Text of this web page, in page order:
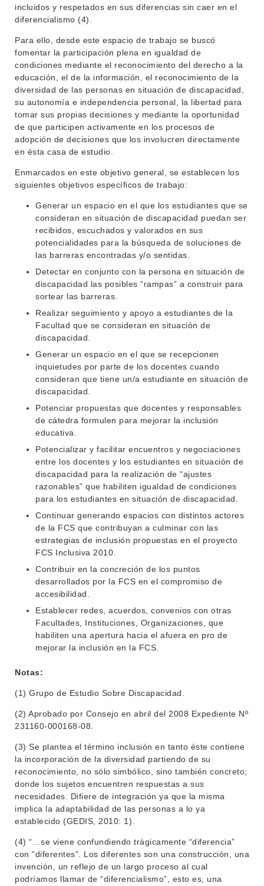
INSTITUCIONAL
DEPARTAMENTOS
ENSEÑANZA
INVESTIGACIÓN
EXTENSIÓN
SERVICIOS
CONTACTO
BEDELÍA
OFERTA DE GRADO
POSGRADOS
EDUCACIÓN PERMANENTE
MOVILIDAD ACADÉMICA
BIBLIOTECA
incluidos y respetados en sus diferencias sin caer en el
diferencialismo (4).
Para ello, desde este espacio de trabajo se buscó
fomentar la participación plena en igualdad de
condiciones mediante el reconocimiento del derecho a la
educación, el de la información, el reconocimiento de la
diversidad de las personas en situación de discapacidad,
su autonomía e independencia personal, la libertad para
tomar sus propias decisiones y mediante la oportunidad
de que participen activamente en los procesos de
adopción de decisiones que los involucren directamente
en ésta casa de estudio.
Enmarcados en este objetivo general, se establecen los
siguientes objetivos específicos de trabajo:
Generar un espacio en el que los estudiantes que se
consideran en situación de discapacidad puedan ser
recibidos, escuchados y valorados en sus
potencialidades para la búsqueda de soluciones de
las barreras encontradas y/o sentidas.
Detectar en conjunto con la persona en situación de
discapacidad las posibles “rampas” a construir para
sortear las barreras.
Realizar seguimiento y apoyo a estudiantes de la
Facultad que se consideran en situación de
discapacidad.
Generar un espacio en el que se recepcionen
inquietudes por parte de los docentes cuando
consideran que tiene un/a estudiante en situación de
discapacidad.
Potenciar propuestas que docentes y responsables
de cátedra formulen para mejorar la inclusión
educativa.
Potencializar y facilitar encuentros y negociaciones
entre los docentes y los estudiantes en situación de
discapacidad para la realización de “ajustes
razonables” que habiliten igualdad de condiciones
para los estudiantes en situación de discapacidad.
Continuar generando espacios con distintos actores
de la FCS que contribuyan a culminar con las
estrategias de inclusión propuestas en el proyecto
FCS Inclusiva 2010.
Contribuir en la concreción de los puntos
desarrollados por la FCS en el compromiso de
accesibilidad.
Establecer redes, acuerdos, convenios con otras
Facultades, Instituciones, Organizaciones, que
habiliten una apertura hacia el afuera en pro de
mejorar la inclusión en la FCS.
Notas:
(1) Grupo de Estudio Sobre Discapacidad.
(2) Aprobado por Consejo en abril del 2008 Expediente Nº
231160-000168-08.
(3) Se plantea el término inclusión en tanto éste contiene
la incorporación de la diversidad partiendo de su
reconocimiento, no sólo simbólico, sino también concreto;
donde los sujetos encuentren respuestas a sus
necesidades. Difiere de integración ya que la misma
implica la adaptabilidad de las personas a lo ya
establecido (GEDIS, 2010: 1).
(4) “…se viene confundiendo trágicamente “diferencia”
con “diferentes”. Los diferentes son una construcción, una
invención, un reflejo de un largo proceso al cual
podríamos llamar de “diferencialismo”, esto es, una